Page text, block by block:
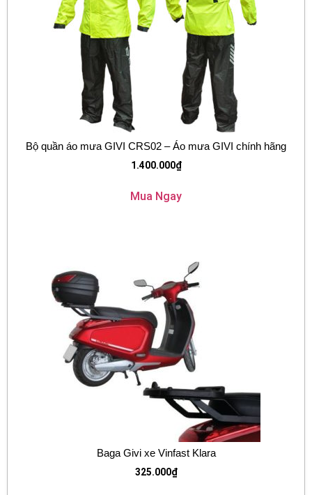
Bộ quần áo mưa GIVI CRS02 – Áo mưa GIVI chính hãng
1.400.000₫
Mua Ngay
Baga Givi xe Vinfast Klara
325.000₫